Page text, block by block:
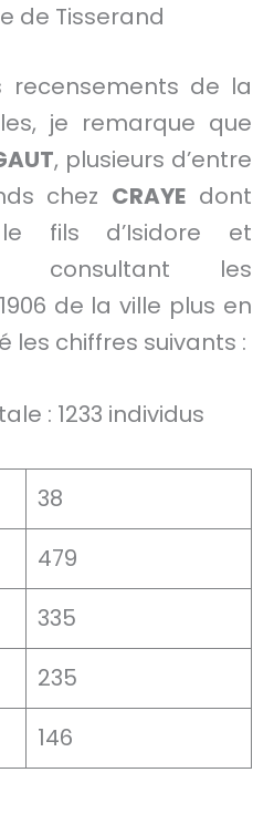
de Tisserand
recensements de la
je remarque que
, plusieurs d’entre
chez CRAYE dont
fils d’Isidore et
consultant les
de la ville plus en
les chiffres suivants :
: 1233 individus
38
479
335
235
146